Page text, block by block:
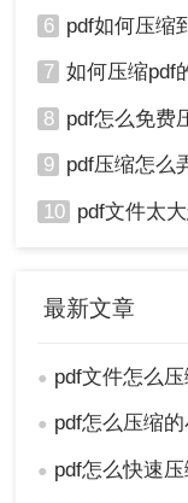
5、压缩完成，
小了很多呢，点
注意事项：
在线工具
影响，导
现问题。
注意保护个
三、使用
为例）
虽然Microsoft
文件的压缩，
Word文档后再
Office的“另存为
6 pdf如何压缩
7 如何压缩pdf
8 pdf怎么免费压缩
9 pdf压缩怎么
10 pdf文件太大怎
最新文章
● pdf文件怎么压缩
● pdf怎么压缩的小
● pdf怎么快速